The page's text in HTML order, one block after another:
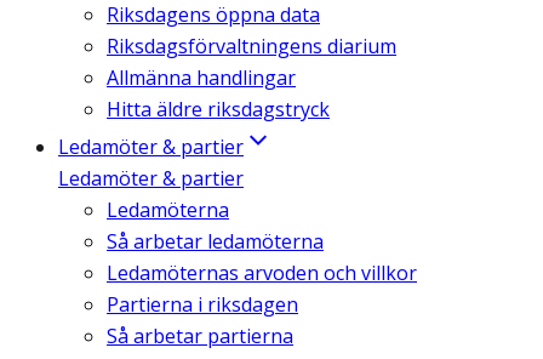
Riksdagens öppna data
Riksdagsförvaltningens diarium
Allmänna handlingar
Hitta äldre riksdagstryck
Ledamöter & partier
Ledamöter & partier
Ledamöterna
Så arbetar ledamöterna
Ledamöternas arvoden och villkor
Partierna i riksdagen
Så arbetar partierna